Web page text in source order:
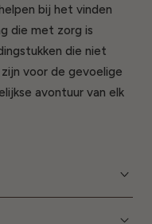
bij het vinden
die met zorg is
die niet
voor de gevoelige
avontuur van elk